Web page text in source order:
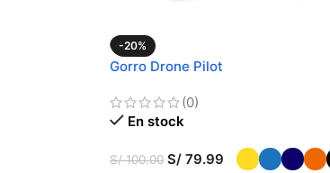
-20%
Gorro Drone Pilot
(0)
En stock
S/100.00 S/ 79.99